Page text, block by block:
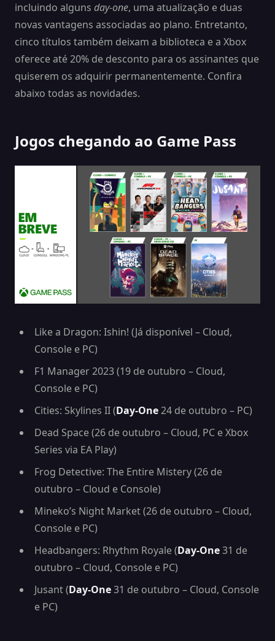
incluindo alguns day-one, uma atualização e duas
novas vantagens associadas ao plano. Entretanto,
cinco títulos também deixam a biblioteca e a Xbox
oferece até 20% de desconto para os assinantes que
quiserem os adquirir permanentemente. Confira
abaixo todas as novidades.
Jogos chegando ao Game Pass
Like a Dragon: Ishin! (Já disponível – Cloud,
Console e PC)
F1 Manager 2023 (19 de outubro – Cloud,
Console e PC)
Cities: Skylines II (Day-One24 de outubro – PC)
Dead Space (26 de outubro – Cloud, PC e Xbox
Series via EA Play)
Frog Detective: The Entire Mistery (26 de
outubro – Cloud e Console)
Mineko’s Night Market (26 de outubro – Cloud,
Console e PC)
Headbangers: Rhythm Royale (Day-One31 de
outubro – Cloud, Console e PC)
Jusant (Day-One31 de outubro – Cloud, Console
e PC)